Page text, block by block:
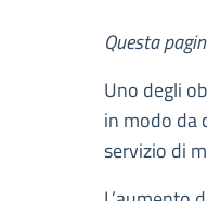
Questa
Uno degli
in modo da
servizio di